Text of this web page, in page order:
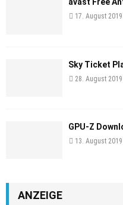
avast Free
17. August 2019
Sky Ticket
28. August 2019
GPU-Z
13. August 2019
ANZEIGE